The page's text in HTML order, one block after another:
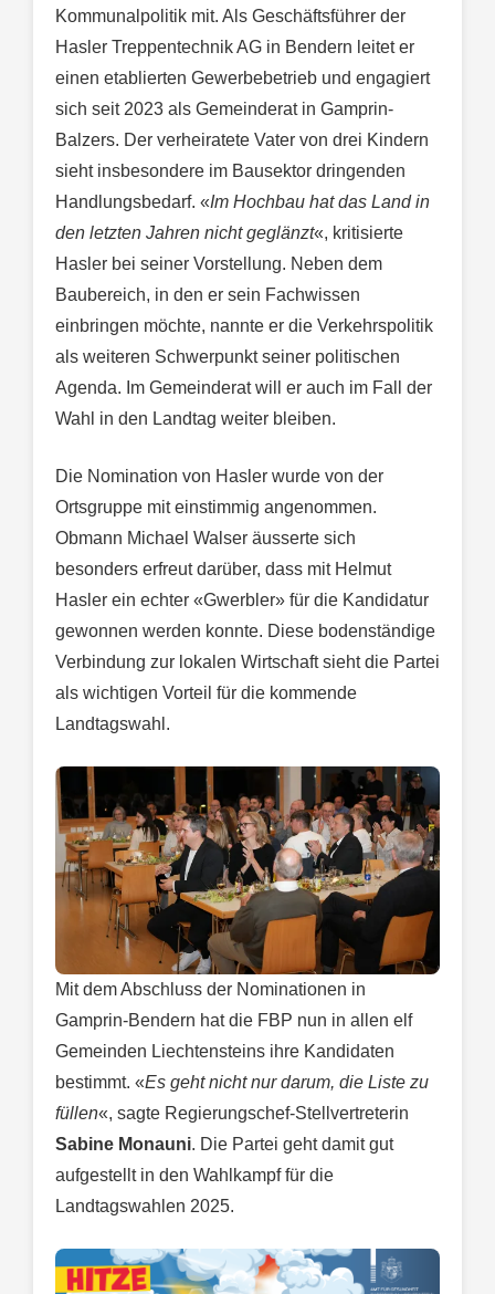
Kommunalpolitik mit. Als Geschäftsführer der
Hasler Treppentechnik AG in Bendern leitet er
einen etablierten Gewerbebetrieb und engagiert
sich seit 2023 als Gemeinderat in Gamprin-
Balzers. Der verheiratete Vater von drei Kindern
sieht insbesondere im Bausektor dringenden
Handlungsbedarf. «Im Hochbau hat das Land in
den letzten Jahren nicht geglänzt«, kritisierte
Hasler bei seiner Vorstellung. Neben dem
Baubereich, in den er sein Fachwissen
einbringen möchte, nannte er die Verkehrspolitik
als weiteren Schwerpunkt seiner politischen
Agenda. Im Gemeinderat will er auch im Fall der
Wahl in den Landtag weiter bleiben.
Die Nomination von Hasler wurde von der
Ortsgruppe mit einstimmig angenommen.
Obmann Michael Walser äusserte sich
besonders erfreut darüber, dass mit Helmut
Hasler ein echter «Gwerbler» für die Kandidatur
gewonnen werden konnte. Diese bodenständige
Verbindung zur lokalen Wirtschaft sieht die Partei
als wichtigen Vorteil für die kommende
Landtagswahl.
Mit dem Abschluss der Nominationen in
Gamprin-Bendern hat die FBP nun in allen elf
Gemeinden Liechtensteins ihre Kandidaten
bestimmt. «Es geht nicht nur darum, die Liste zu
füllen«, sagte Regierungschef-Stellvertreterin
Sabine Monauni. Die Partei geht damit gut
aufgestellt in den Wahlkampf für die
Landtagswahlen 2025.